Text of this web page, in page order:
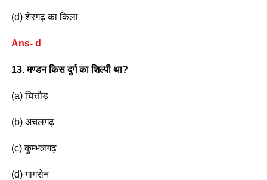
(d) शेरगढ़ का किला
Ans- d
13. मण्डन किस दुर्ग का शिल्पी था?
(a) चित्तौड़
(b) अचलगढ़
(c) कुम्भलगढ़
(d) गागरोन